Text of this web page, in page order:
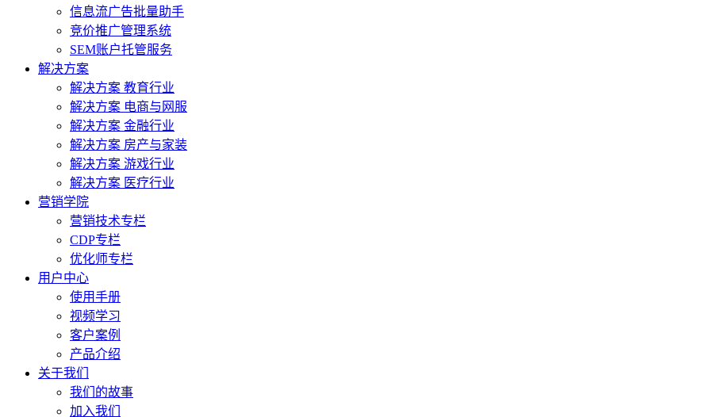
信息流广告批量助手
竞价推广管理系统
SEM账户托管服务
解决方案
解决方案 教育行业
解决方案 电商与网服
解决方案 金融行业
解决方案 房产与家装
解决方案 游戏行业
解决方案 医疗行业
营销学院
营销技术专栏
CDP专栏
优化师专栏
用户中心
使用手册
视频学习
客户案例
产品介绍
关于我们
我们的故事
加入我们